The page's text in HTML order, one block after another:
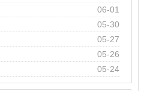
06-01
05-30
05-27
05-26
05-24